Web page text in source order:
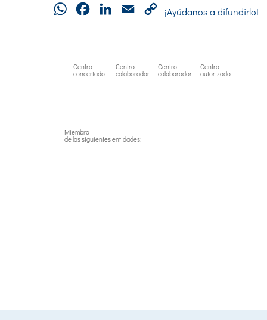
WhatsAppFacebookLinkedInEmail
Copy
¡Ayúdanos a difundirlo!
Centro
concertado:
Centro
colaborador:
Centro
colaborador:
Centro
autorizado:
Miembro
de las siguientes entidades: